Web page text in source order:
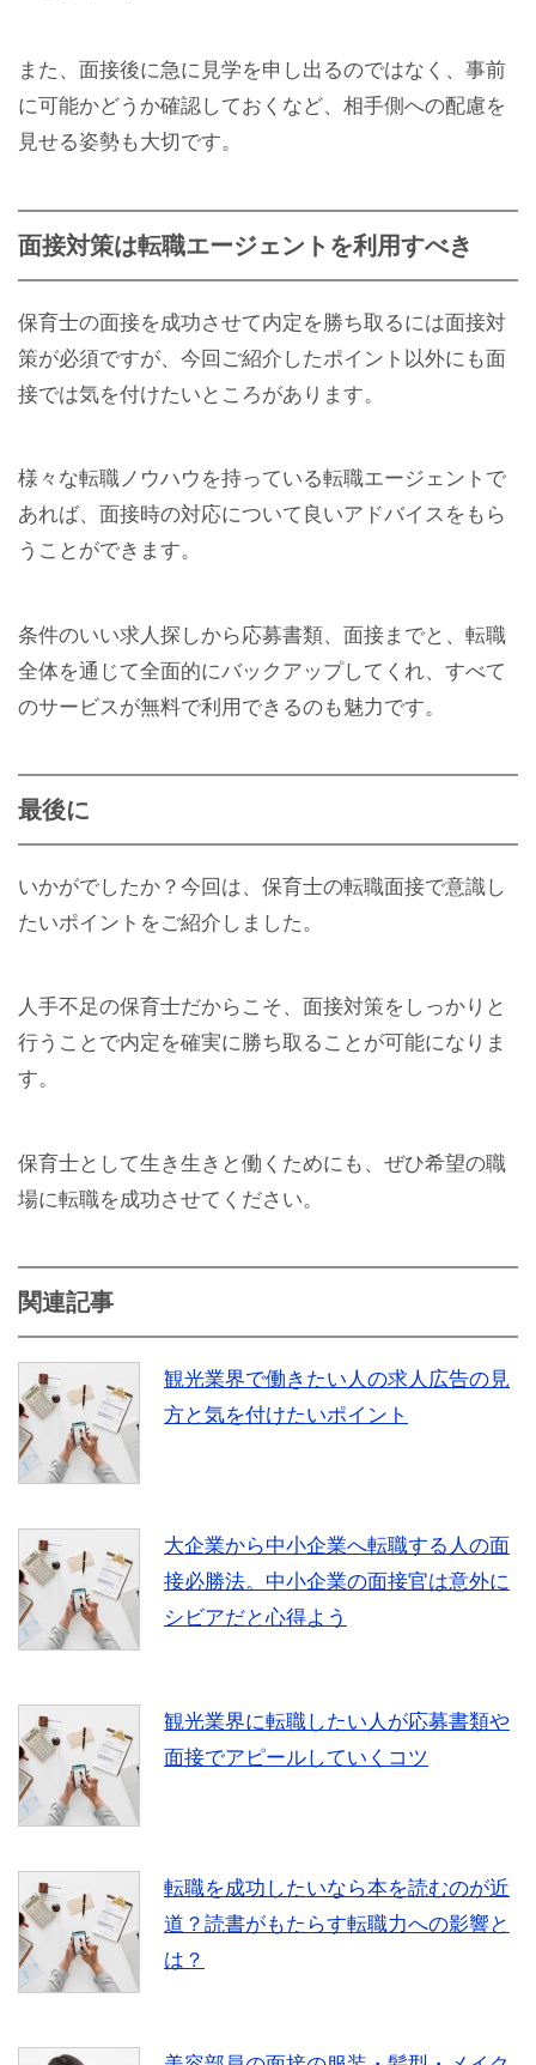
また、面接後に急に見学を申し出るのではなく、事前
に可能かどうか確認しておくなど、相手側への配慮を
見せる姿勢も大切です。
面接対策は転職エージェントを利用すべき
保育士の面接を成功させて内定を勝ち取るには面接対
策が必須ですが、今回ご紹介したポイント以外にも面
接では気を付けたいところがあります。
様々な転職ノウハウを持っている転職エージェントで
あれば、面接時の対応について良いアドバイスをもら
うことができます。
条件のいい求人探しから応募書類、面接までと、転職
全体を通じて全面的にバックアップしてくれ、すべて
のサービスが無料で利用できるのも魅力です。
最後に
いかがでしたか？今回は、保育士の転職面接で意識し
たいポイントをご紹介しました。
人手不足の保育士だからこそ、面接対策をしっかりと
行うことで内定を確実に勝ち取ることが可能になりま
す。
保育士として生き生きと働くためにも、ぜひ希望の職
場に転職を成功させてください。
関連記事
観光業界で働きたい人の求人広告の見
方と気を付けたいポイント
大企業から中小企業へ転職する人の面
接必勝法。中小企業の面接官は意外に
シビアだと心得よう
観光業界に転職したい人が応募書類や
面接でアピールしていくコツ
転職を成功したいなら本を読むのが近
道？読書がもたらす転職力への影響と
は？